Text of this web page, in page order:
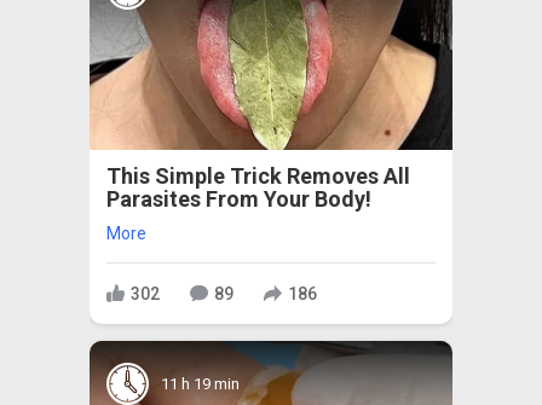
This Simple Trick Removes All
Parasites From Your Body!
More
302 89 186
11 h 19 min